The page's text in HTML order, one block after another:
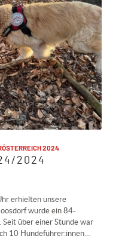
2024
2024
erhielten unsere
wurde ein 84-
über einer Stunde war
10 Hundeführer:innen…